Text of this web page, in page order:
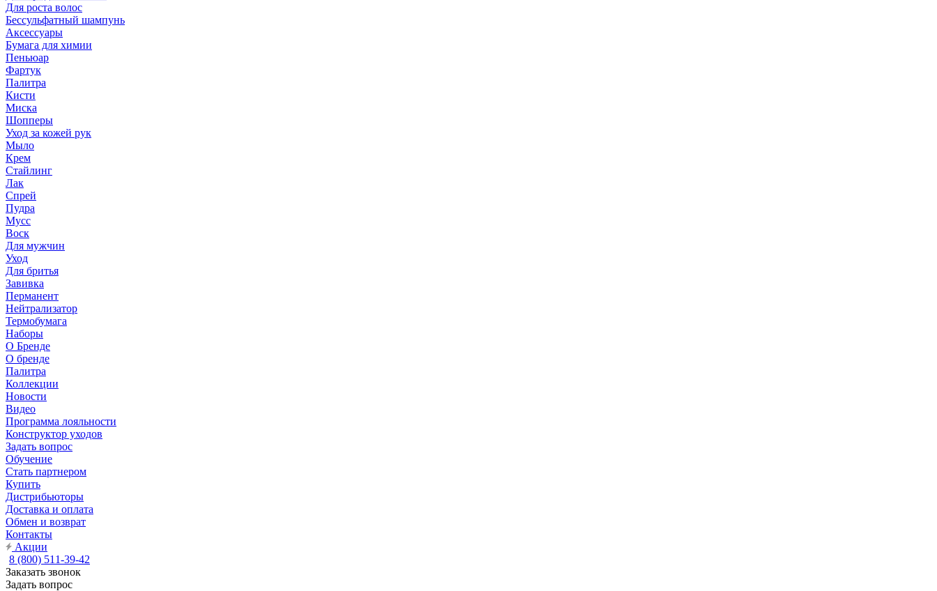
Для роста волос
Бессульфатный шампунь
Аксессуары
Бумага для химии
Пеньюар
Фартук
Палитра
Кисти
Миска
Шопперы
Уход за кожей рук
Мыло
Крем
Стайлинг
Лак
Спрей
Пудра
Мусс
Воск
Для мужчин
Уход
Для бритья
Завивка
Перманент
Нейтрализатор
Термобумага
Наборы
О Бренде
О бренде
Палитра
Коллекции
Новости
Видео
Программа лояльности
Конструктор уходов
Задать вопрос
Обучение
Стать партнером
Купить
Дистрибьюторы
Доставка и оплата
Обмен и возврат
Контакты
Акции
8 (800) 511-39-42
Заказать звонок
Задать вопрос